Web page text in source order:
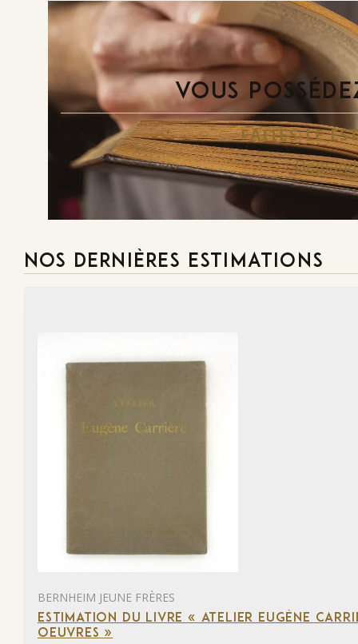
VOUS
FAITES-LE
NOS DERNIÈRES ESTIMATIONS
BERNHEIM JEUNE FRÈRES
ESTIMATION DU LIVRE « ATELIER EUGÈNE
OEUVRES »